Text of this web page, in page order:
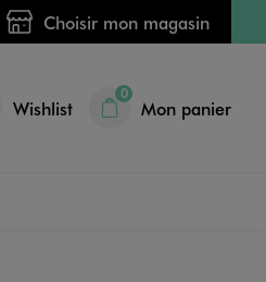
Choisir mon magasin
Wishlist
0
Mon panier